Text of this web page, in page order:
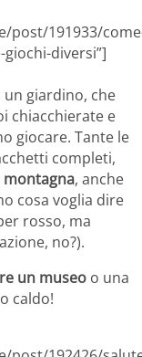
post/191933/
diversi”]
giardino, che
chiacchierate e
giocare. Tante le
completi,
montagna, anche
cosa voglia dire
rosso, ma
no?).
un museo o una
caldo!